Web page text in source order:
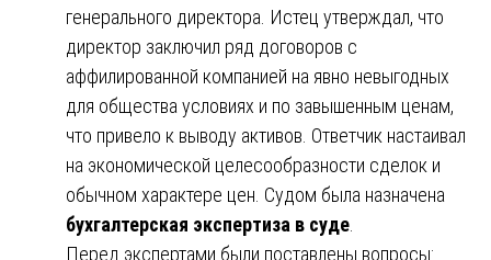
генерального директора. Истец утверждал, что
директор заключил ряд договоров с
аффилированной компанией на явно невыгодных
для общества условиях и по завышенным ценам,
что привело к выводу активов. Ответчик настаивал
на экономической целесообразности сделок и
обычном характере цен. Судом была назначена
бухгалтерская экспертиза в суде
Перед экспертами были поставлены вопросы: